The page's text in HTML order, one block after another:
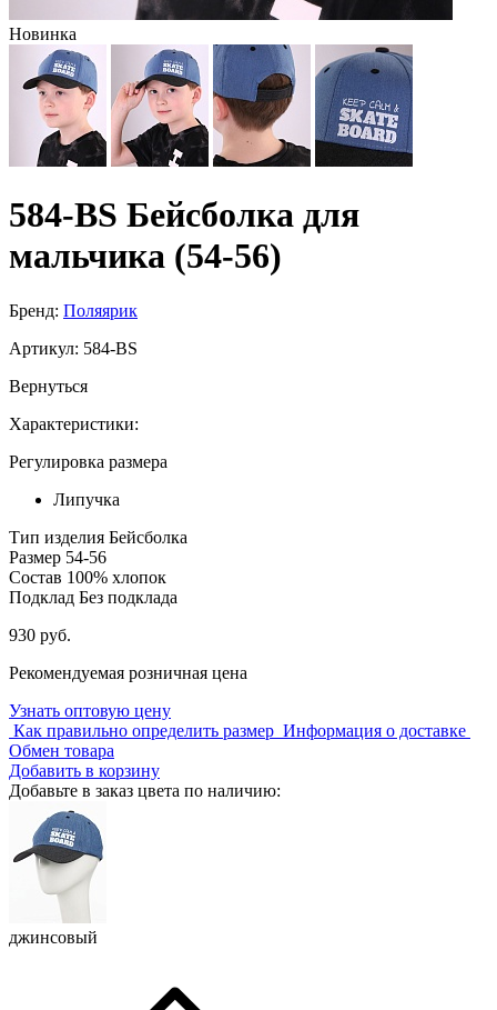
Новинка
584-BS Бейсболка для
мальчика (54-56)
Бренд: Поляярик
Артикул: 584-BS
Вернуться
Характеристики:
Регулировка размера
Липучка
Тип изделия Бейсболка
Размер 54-56
Состав 100% хлопок
Подклад Без подклада
930 руб.
Рекомендуемая розничная цена
Узнать оптовую цену
Как правильно определить размер Информация о доставке
Обмен товара
Добавить в корзину
Добавьте в заказ цвета по наличию:
джинсовый